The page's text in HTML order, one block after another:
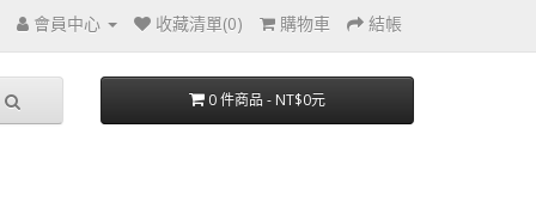
會員中心 收藏清單(0) 購物車 結帳
0 件商品 - NT$0元